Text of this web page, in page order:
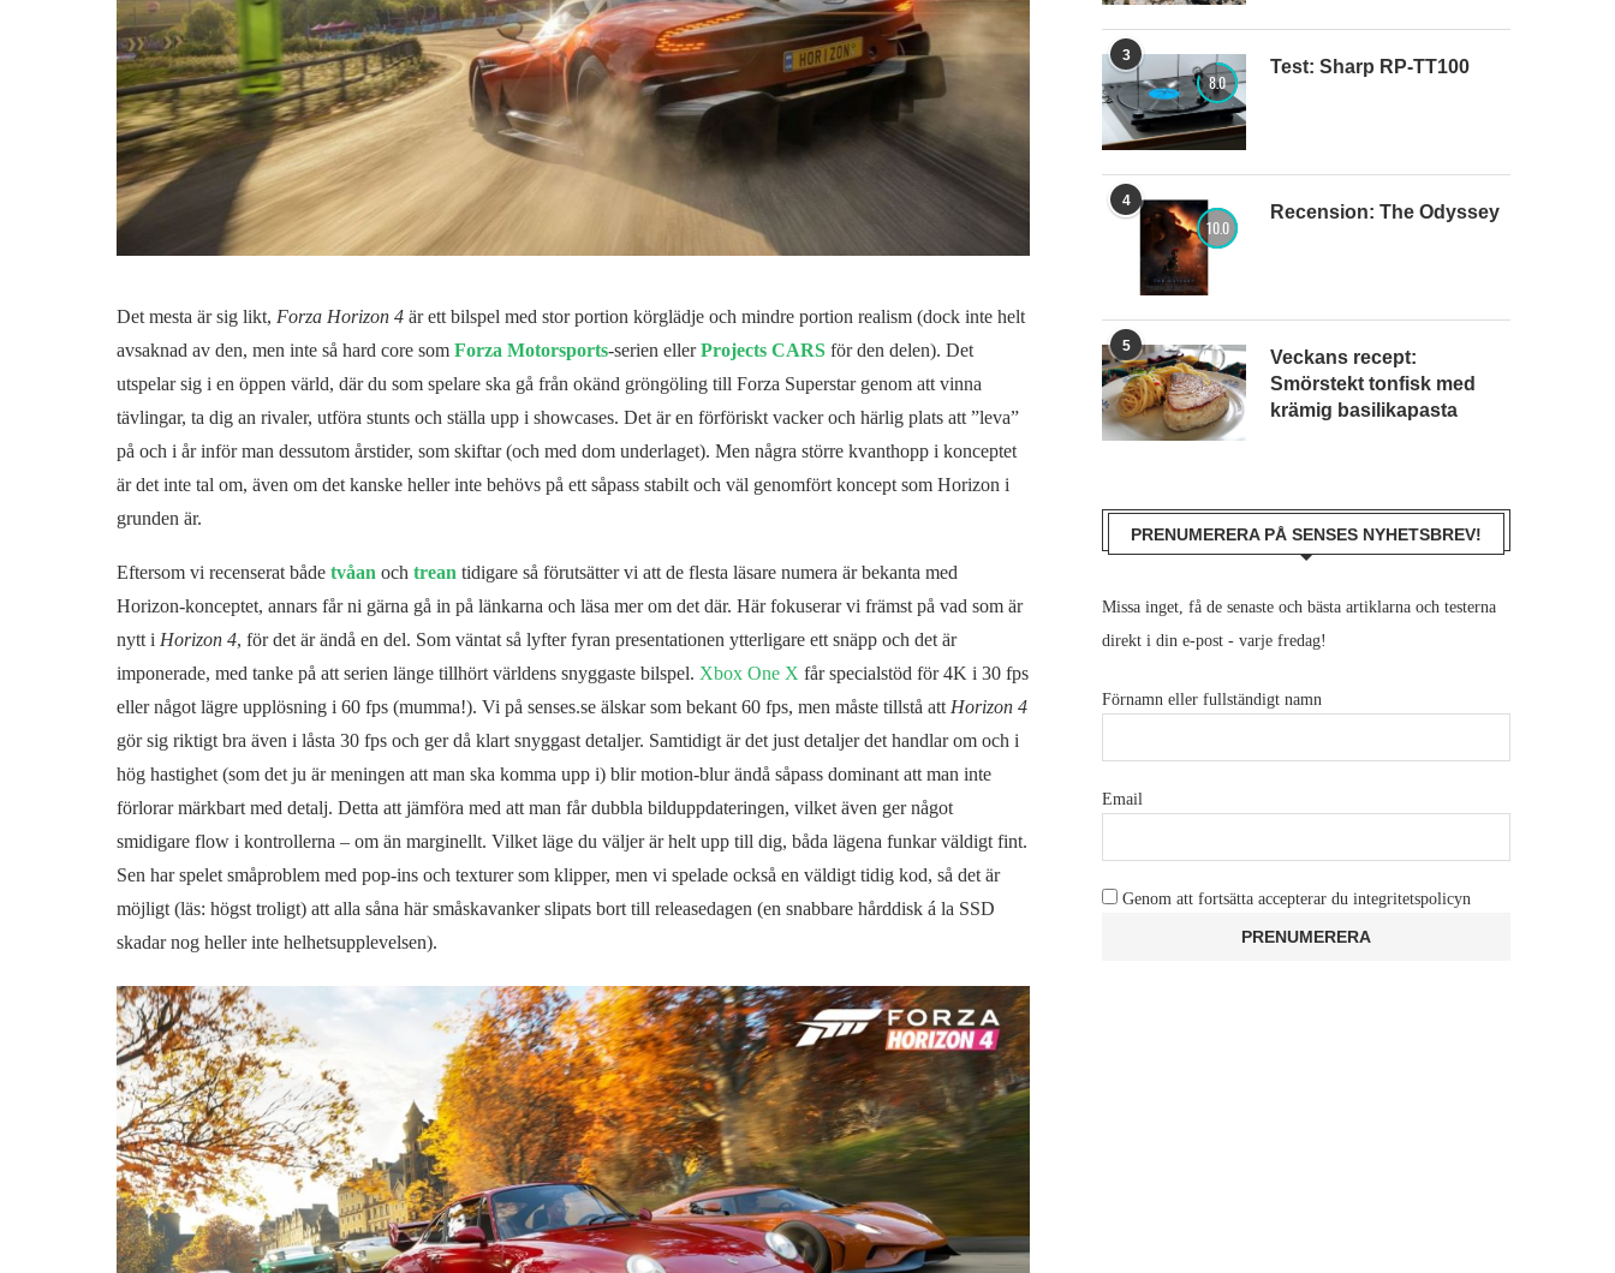
Det mesta är sig likt, Forza Horizon 4är ett bilspel med stor portion körglädje och mindre portion realism (dock inte helt
avsaknad av den, men inte så hard core som Forza Motorsports-serien ellerProjects CARSför den delen). Det
utspelar sig i en öppen värld, där du som spelare ska gå från okänd gröngöling till Forza Superstar genom att vinna
tävlingar, ta dig an rivaler, utföra stunts och ställa upp i showcases. Det är en förföriskt vacker och härlig plats att ”leva”
på och i år inför man dessutom årstider, som skiftar (och med dom underlaget). Men några större kvanthopp i konceptet
är det inte tal om, även om det kanske heller inte behövs på ett såpass stabilt och väl genomfört koncept som Horizon i
grunden är.
Eftersom vi recenserat både tvåan och trean tidigare så förutsätter vi att de flesta läsare numera är bekanta med
Horizon-konceptet, annars får ni gärna gå in på länkarna och läsa mer om det där. Här fokuserar vi främst på vad som är
nytt i Horizon 4, för det är ändå en del. Som väntat så lyfter fyran presentationen ytterligare ett snäpp och det är
imponerade, med tanke på att serien länge tillhört världens snyggaste bilspel. Xbox One X får specialstöd för 4K i 30 fps
eller något lägre upplösning i 60 fps (mumma!). Vi på senses.se älskar som bekant 60 fps, men måste tillstå att Horizon 4
gör sig riktigt bra även i låsta 30 fps och ger då klart snyggast detaljer. Samtidigt är det just detaljer det handlar om och i
hög hastighet (som det ju är meningen att man ska komma upp i) blir motion-blur ändå såpass dominant att man inte
förlorar märkbart med detalj. Detta att jämföra med att man får dubbla bilduppdateringen, vilket även ger något
smidigare flow i kontrollerna – om än marginellt. Vilket läge du väljer är helt upp till dig, båda lägena funkar väldigt fint.
Sen har spelet småproblem med pop-ins och texturer som klipper, men vi spelade också en väldigt tidig kod, så det är
möjligt (läs: högst troligt) att alla såna här småskavanker slipats bort till releasedagen (en snabbare hårddisk á la SSD
skadar nog heller inte helhetsupplevelsen).
3
8.0
Test: Sharp RP-TT100
4
10.0
Recension: The Odyssey
5
Veckans recept:
Smörstekt tonfisk med
krämig basilikapasta
PRENUMERERA PÅ SENSES NYHETSBREV!
Missa inget, få de senaste och bästa artiklarna och testerna
direkt i din e-post - varje fredag!
Förnamn eller fullständigt namn
Email
Genom att fortsätta accepterar du integritetspolicyn